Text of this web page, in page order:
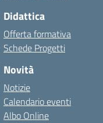
Didattica
Offerta formativa
Schede Progetti
Novità
Notizie
Calendario eventi
Albo Online